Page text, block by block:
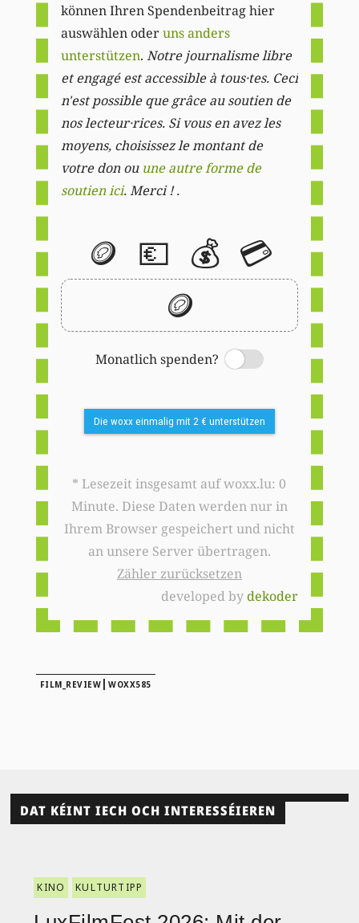
können Ihren Spendenbeitrag hier
auswählen oderuns anders
unterstützen. Notre journalisme libre
et engagé est accessible à tous·tes. Ceci
n'est possible que grâce au soutien de
nos lecteur·rices. Si vous en avez les
moyens, choisissez le montant de
votre don ou une autre forme de
soutien ici. Merci ! .
🪙 💶 💰 💳
🪙
Monatlich spenden?
Switch
Die woxx einmalig mit 2 € unterstützen
* Lesezeit insgesamt auf woxx.lu: 0
Minute. Diese Daten werden nur in
Ihrem Browser gespeichert und nicht
an unsere Server übertragen.
Zähler zurücksetzen
developed bydekoder
FILM_REVIEW |WOXX585
DAT KÉINT IECH OCH INTERESSÉIEREN
KINO KULTURTIPP